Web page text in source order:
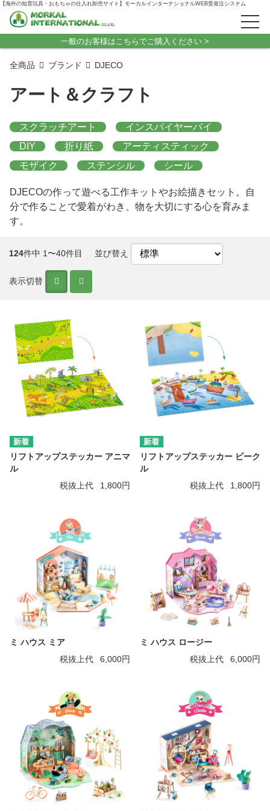
【海外の知育玩具・おもちゃの仕入れ卸売サイト】モーカルインターナショナルWEB受発注システム
一般のお客様はこちらでご購入ください >
全商品 ブランド DJECO
アート＆クラフト
スクラッチアート
インスパイヤーバイ
DIY
折り紙
アーティスティック
モザイク
ステンシル シール
DJECOの作って遊べる工作キットやお絵描きセット。自
分で作ることで愛着がわき、物を大切にする心を育みま
す。
124件中 1〜40件目 並び替え
表示切替
リフトアップステッカー アニマ
ル
税抜上代
1,800円
リフトアップステッカー ビーク
ル
税抜上代
1,800円
ミ ハウス ミア
税抜上代
6,000円
ミ ハウス ロージー
税抜上代
6,000円